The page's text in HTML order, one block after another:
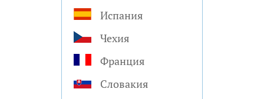
Испания
Чехия
Франция
Словакия